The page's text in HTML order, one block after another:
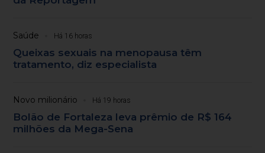
Saúde Há 16 horas
Queixas sexuais na menopausa têm
tratamento, diz especialista
Novo milionário Há 19 horas
Bolão de Fortaleza leva prêmio de R$ 164
milhões da Mega-Sena